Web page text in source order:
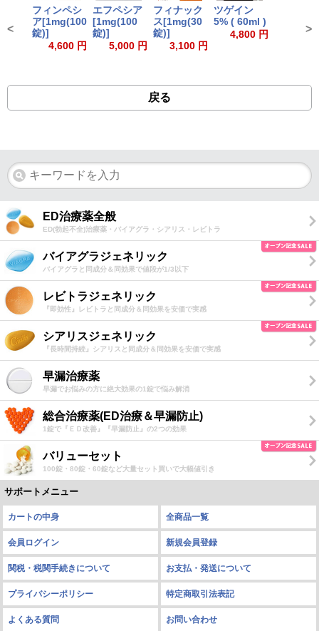
フィンペシ
ア[1mg(100
錠)]
4,600 円
エフペシア
[1mg(100
錠)]
5,000 円
フィナック
ス[1mg(30
錠)]
3,100 円
ツゲイン
5% ( 60ml )
4,800 円
< >
戻る
ED治療薬全般
ED(勃起不全)治療薬・バイアグラ・シアリス・レビトラ
バイアグラジェネリック
バイアグラと同成分＆同効果で値段が1/3以下
レビトラジェネリック
『即効性』レビトラと同成分＆同効果を安価で実感
シアリスジェネリック
『長時間持続』シアリスと同成分＆同効果を安価で実感
早漏治療薬
早漏でお悩みの方に絶大効果の1錠で悩み解消
総合治療薬(ED治療＆早漏防止)
1錠で『ＥＤ改善』『早漏防止』の2つの効果
バリューセット
100錠・80錠・60錠など大量セット買いで大幅値引き
サポートメニュー
カートの中身 全商品一覧
会員ログイン 新規会員登録
関税・税関手続きについて お支払・発送について
プライバシーポリシー 特定商取引法表記
よくある質問 お問い合わせ